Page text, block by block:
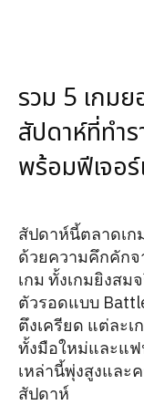
รวม 5 เกม
สัปดาห์ที่ทำร
พร้อมฟีเจอ
สัปดาห์นี้ตลาดเก
ด้วยความคึกคัก
เกม ทั้งเกมยิงสม
ตัวรอดแบบ
ตึงเครียด แต่ละ
ทั้งมือใหม่และแฟ
เหล่านี้พุ่งสูงและ
สัปดาห์